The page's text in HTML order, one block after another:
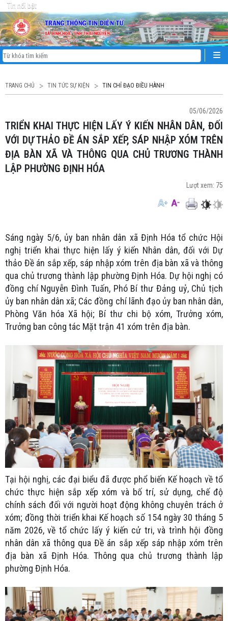
Tin nổi bật
TRANG CHỦ TIN TỨC SỰ KIỆN TIN CHỈ ĐẠO ĐIỀU HÀNH
05/06/2026
TRIỂN KHAI THỰC HIỆN LẤY Ý KIẾN NHÂN DÂN, ĐỐI
VỚI DỰ THẢO ĐỀ ÁN SẮP XẾP, SÁP NHẬP XÓM TRÊN
ĐỊA BÀN XÃ VÀ THÔNG QUA CHỦ TRƯƠNG THÀNH
LẬP PHƯỜNG ĐỊNH HÓA
Lượt xem: 75
Sáng ngày 5/6, ủy ban nhân dân xã Định Hóa tổ chức Hội
nghị triển khai thực hiện lấy ý kiến Nhân dân, đối với Dự
thảo Đề án sắp xếp, sáp nhập xóm trên địa bàn xã và thông
qua chủ trương thành lập phường Định Hóa. Dự hội nghị có
đồng chí Nguyễn Đình Tuấn, Phó Bí thư Đảng uỷ, Chủ tịch
ủy ban nhân dân xã; Các đồng chí lãnh đạo ủy ban nhân dân,
Phòng Văn hóa Xã hội; Bí thư chi bộ xóm, Trưởng xóm,
Trưởng ban công tác Mặt trận 41 xóm trên địa bàn.
Tại hội nghị, các đại biểu đã được phổ biến Kế hoạch về tổ
chức thực hiện sắp xếp xóm và bố trí, sử dụng, chế độ
chính sách đối với người hoạt động không chuyên trách ở
xóm; đồng thời triển khai Kế hoạch số 154 ngày 30 tháng 5
năm 2026, về tổ chức lấy ý kiến cử tri, và trình hội đồng
nhân dân xã thông qua Đề án sắp xếp sáp nhập xóm trên
địa bàn xã Định Hóa. Thông qua chủ trương thành lập
phường Định Hóa.